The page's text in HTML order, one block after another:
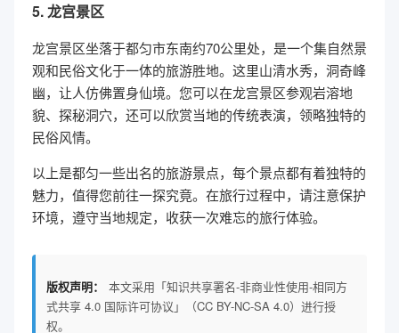
5. 龙宫景区
龙宫景区坐落于都匀市东南约70公里处，是一个集自然景
观和民俗文化于一体的旅游胜地。这里山清水秀，洞奇峰
幽，让人仿佛置身仙境。您可以在龙宫景区参观岩溶地
貌、探秘洞穴，还可以欣赏当地的传统表演，领略独特的
民俗风情。
以上是都匀一些出名的旅游景点，每个景点都有着独特的
魅力，值得您前往一探究竟。在旅行过程中，请注意保护
环境，遵守当地规定，收获一次难忘的旅行体验。
版权声明：
本文采用「知识共享署名-非商业性使用-相同方
式共享 4.0 国际许可协议」（CC BY-NC-SA 4.0）进行授
权。